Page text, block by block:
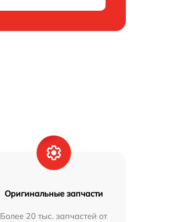
Оригинальные запчасти
Более 20 тыс. запчастей от